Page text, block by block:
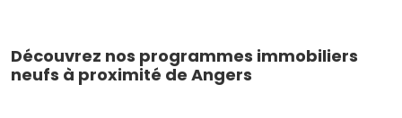
Découvrez nos programmes immobiliers
neufs à proximité de Angers